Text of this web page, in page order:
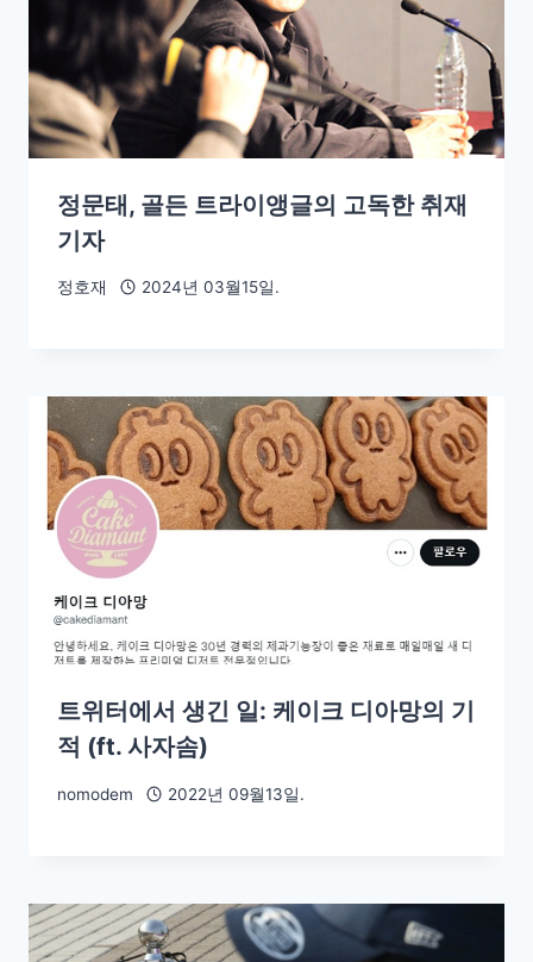
정문태, 골든 트라이앵글의 고독한 취재
기자
정호재 2024년 03월15일.
트위터에서 생긴 일: 케이크 디아망의 기
적 (ft. 사자솜)
nomodem 2022년 09월13일.